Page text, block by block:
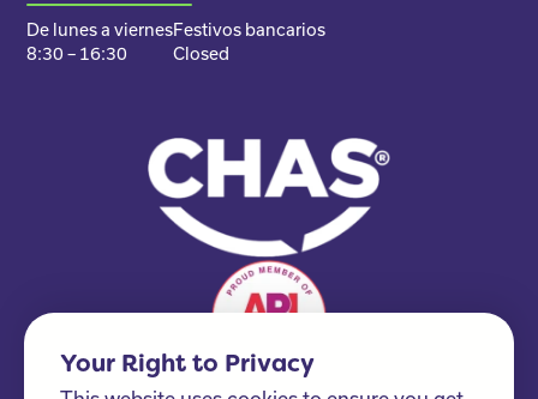
De lunes a viernes
8:30 – 16:30
Festivos bancarios
Closed
Your Right to Privacy